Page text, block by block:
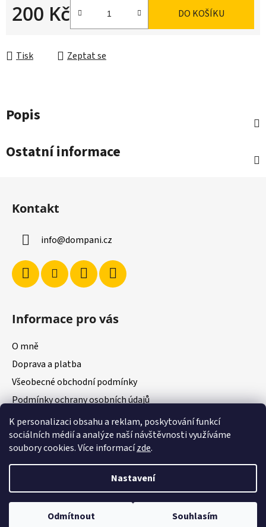
K personalizaci obsahu a reklam, poskytování funkcí
sociálních médií a analýze naší návštěvnosti využíváme
soubory cookies. Více informacízde.
Nastavení
Odmítnout Souhlasím
200 Kč DO KOŠÍKU
Tisk Zeptat se
Popis
Ostatní informace
Kontakt
info@dompani.cz
Informace pro vás
O mně
Doprava a platba
Všeobecné obchodní podmínky
Podmínky ochrany osobních údajů
Youtube
Vytvořil Shoptet
Copyright 2026DOMPANI.CZ
. Všechna práva vyhrazena.